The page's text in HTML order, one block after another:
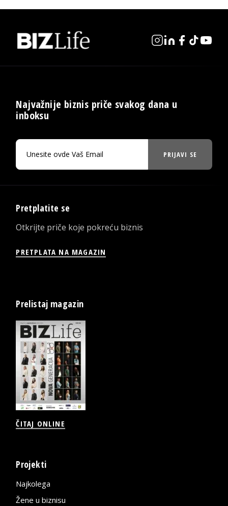
Najvažnije biznis priče svakog dana u
inboksu
PRIJAVI SE
Pretplatite se
Otkrijte priče koje pokreću biznis
PRETPLATA NA MAGAZIN
Prelistaj magazin
ČITAJ ONLINE
Projekti
Najkolega
Žene u biznisu